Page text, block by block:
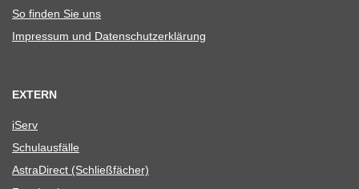
So fin­den Sie uns
Impres­sum und Datenschutzerklärung
EXTERN
iServ
Schul­aus­fälle
Astra­Di­rect (Schließ­fä­cher)